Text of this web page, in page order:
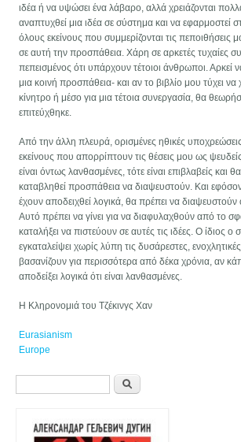
ιδέα ή να υψώσει ένα λάβαρο, αλλά χρειάζονται
αναπτυχθεί μια ιδέα σε σύστημα και να εφαρμοστεί
όλους εκείνους που συμμερίζονται τις πεποιθήσεις
σε αυτή την προσπάθεια. Χάρη σε αρκετές τυχαίες
πεπεισμένος ότι υπάρχουν τέτοιοι άνθρωποι.
μια κοινή προσπάθεια- και αν το βιβλίο μου τύχει να
κίνητρο ή μέσο για μια τέτοια συνεργασία, θα
επιτεύχθηκε.
Από την άλλη πλευρά, ορισμένες ηθικές
εκείνους που απορρίπτουν τις θέσεις μου ως
είναι όντως λανθασμένες, τότε είναι επιβλαβείς και
καταβληθεί προσπάθεια να διαψευστούν. Και
έχουν αποδειχθεί λογικά, θα πρέπει να διαψευστούν
Αυτό πρέπει να γίνει για να διαφυλαχθούν από το
καταλήξει να πιστεύουν σε αυτές τις ιδέες. Ο ίδιος
εγκαταλείψει χωρίς λύπη τις δυσάρεστες,
βασανίζουν για περισσότερα από δέκα χρόνια, αν
αποδείξει λογικά ότι είναι λανθασμένες.
Η Κληρονομιά του Τζέκινγς Χαν
Eurasianism
Europe
Претрага